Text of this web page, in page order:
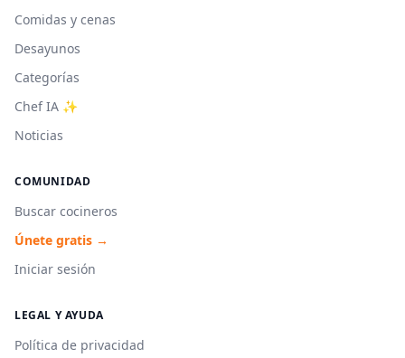
Comidas y cenas
Desayunos
Categorías
Chef IA ✨
Noticias
COMUNIDAD
Buscar cocineros
Únete gratis →
Iniciar sesión
LEGAL Y AYUDA
Política de privacidad